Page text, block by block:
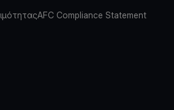
AFC Compliance Statement